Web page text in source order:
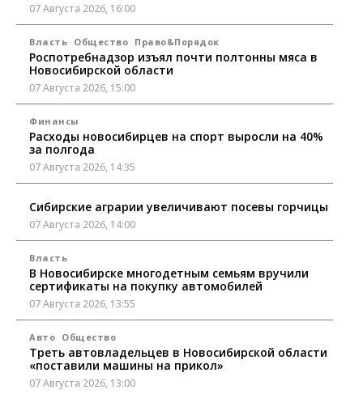
07 Августа 2026, 16:00
Власть Общество Право&Порядок
Роспотребнадзор изъял почти полтонны мяса в
Новосибирской области
07 Августа 2026, 15:00
Финансы
Расходы новосибирцев на спорт выросли на 40%
за полгода
07 Августа 2026, 14:35
Сибирские аграрии увеличивают посевы горчицы
07 Августа 2026, 14:00
Власть
В Новосибирске многодетным семьям вручили
сертификаты на покупку автомобилей
07 Августа 2026, 13:55
Авто Общество
Треть автовладельцев в Новосибирской области
«поставили машины на прикол»
07 Августа 2026, 13:00